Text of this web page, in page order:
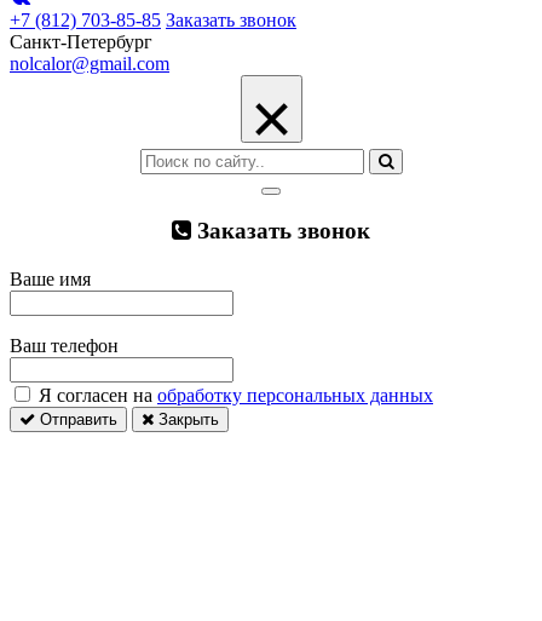
+7 (812) 703-85-85 Заказать звонок
Санкт-Петербург
nolcalor@gmail.com
×
Заказать звонок
Ваше имя
Ваш телефон
Я согласен на обработку персональных данных
Отправить Закрыть